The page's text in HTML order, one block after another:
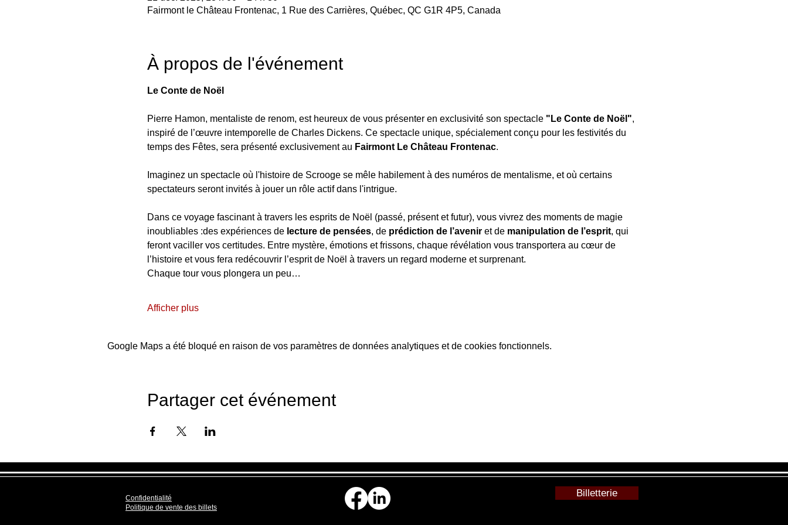
Fairmont le Château Frontenac, 1 Rue des Carrières, Québec, QC G1R 4P5, Canada
À propos de l'événement
Le Conte de Noël
Pierre Hamon, mentaliste de renom, est heureux de vous présenter en exclusivité son spectacle "Le Conte de Noël",
inspiré de l’œuvre intemporelle de Charles Dickens. Ce spectacle unique, spécialement conçu pour les festivités du
temps des Fêtes, sera présenté exclusivement au Fairmont Le Château Frontenac.
Imaginez un spectacle où l'histoire de Scrooge se mêle habilement à des numéros de mentalisme, et où certains
spectateurs seront invités à jouer un rôle actif dans l'intrigue.
Dans ce voyage fascinant à travers les esprits de Noël (passé, présent et futur), vous vivrez des moments de magie
inoubliables :des expériences de lecture de pensées, de prédiction de l’avenir et de manipulation de l’esprit, qui
feront vaciller vos certitudes. Entre mystère, émotions et frissons, chaque révélation vous transportera au cœur de
l’histoire et vous fera redécouvrir l’esprit de Noël à travers un regard moderne et surprenant.
Chaque tour vous plongera un peu…
Afficher plus
Google Maps a été bloqué en raison de vos paramètres de données analytiques et de cookies fonctionnels.
Partager cet événement
Confidentialité
Politique de vente des billets
Billetterie